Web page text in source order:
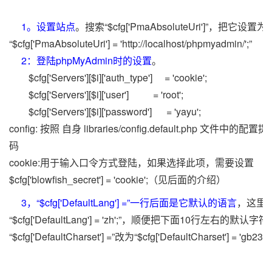
1。设置站点。搜索“$cfg['PmaAbsoluteUri']”，把它设置为
“$cfg['PmaAbsoluteUri'] = 'http://localhost/phpmyadmin/';”
2：登陆phpMyAdmin时的设置。
$cfg['Servers'][$i]['auth_type'] = 'cookie';
$cfg['Servers'][$i]['user'] = 'root';
$cfg['Servers'][$i]['password'] = 'yayu';
config: 按照 自身 libraries/config.default.php 文件中的配置提
码
cookie:用于输入口令方式登陆，如果选择此项，需要设置
$cfg['blowfish_secret'] = 'cookie';（见后面的介绍）
3，“$cfg['DefaultLang'] =”一行后面是它默认的语言，这里
“$cfg['DefaultLang'] = 'zh';”，顺便把下面10行左右的默认字符
“$cfg['DefaultCharset'] =”改为“$cfg['DefaultCharset'] =